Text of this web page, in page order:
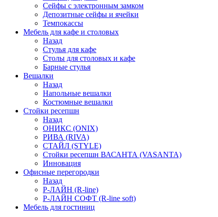
Сейфы с электронным замком
Депозитные сейфы и ячейки
Темпокассы
Мебель для кафе и столовых
Назад
Стулья для кафе
Столы для столовых и кафе
Барные стулья
Вешалки
Назад
Напольные вешалки
Костюмные вешалки
Стойки ресепшн
Назад
ОНИКС (ONIX)
РИВА (RIVA)
СТАЙЛ (STYLE)
Стойки ресепшн ВАСАНТА (VASANTA)
Инновация
Офисные перегородки
Назад
Р-ЛАЙН (R-line)
Р-ЛАЙН СОФТ (R-line soft)
Мебель для гостиниц